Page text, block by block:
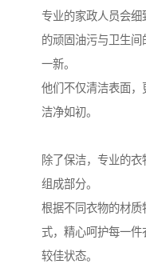
专业的家政人员会
的顽固油污与卫生
一新。
他们不仅清洁表面
洁净如初。
除了保洁，专业的
组成部分。
根据不同衣物的材
式，精心呵护每一
较佳状态。